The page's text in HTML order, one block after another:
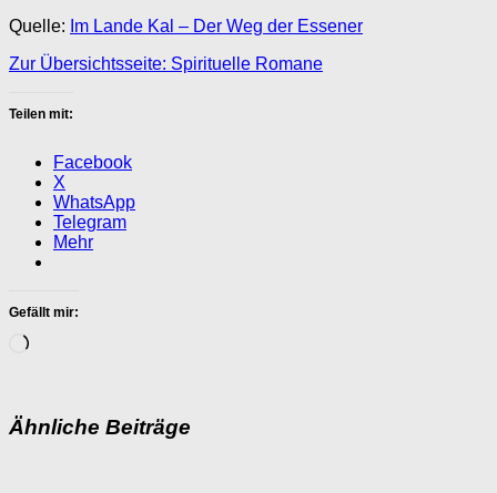
Quelle: Im Lande Kal – Der Weg der Essener
Zur Übersichtsseite: Spirituelle Romane
Teilen mit:
Facebook
X
WhatsApp
Telegram
Mehr
Gefällt mir:
Wird
Ähnliche Beiträge